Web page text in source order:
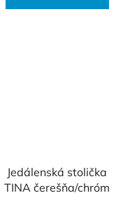
Jedálenská stolička
TINA čerešňa/chróm